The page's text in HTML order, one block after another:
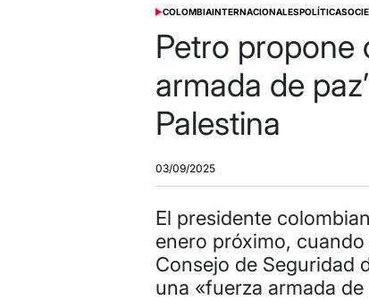
POSTED
COLOMBIAINTERNACIONALESPOLÍTICA
Petro propone
armada de
Palestina
03/09/2025
El presidente
enero próximo,
Consejo de Seguridad
una «fuerza armada